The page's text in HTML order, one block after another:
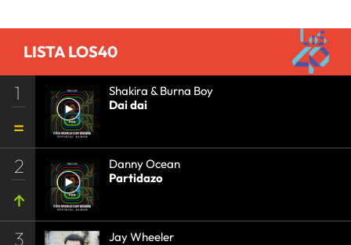
LISTA LOS40
1
Shakira & Burna Boy
Dai dai
2
Danny Ocean
Partidazo
3
Jay Wheeler